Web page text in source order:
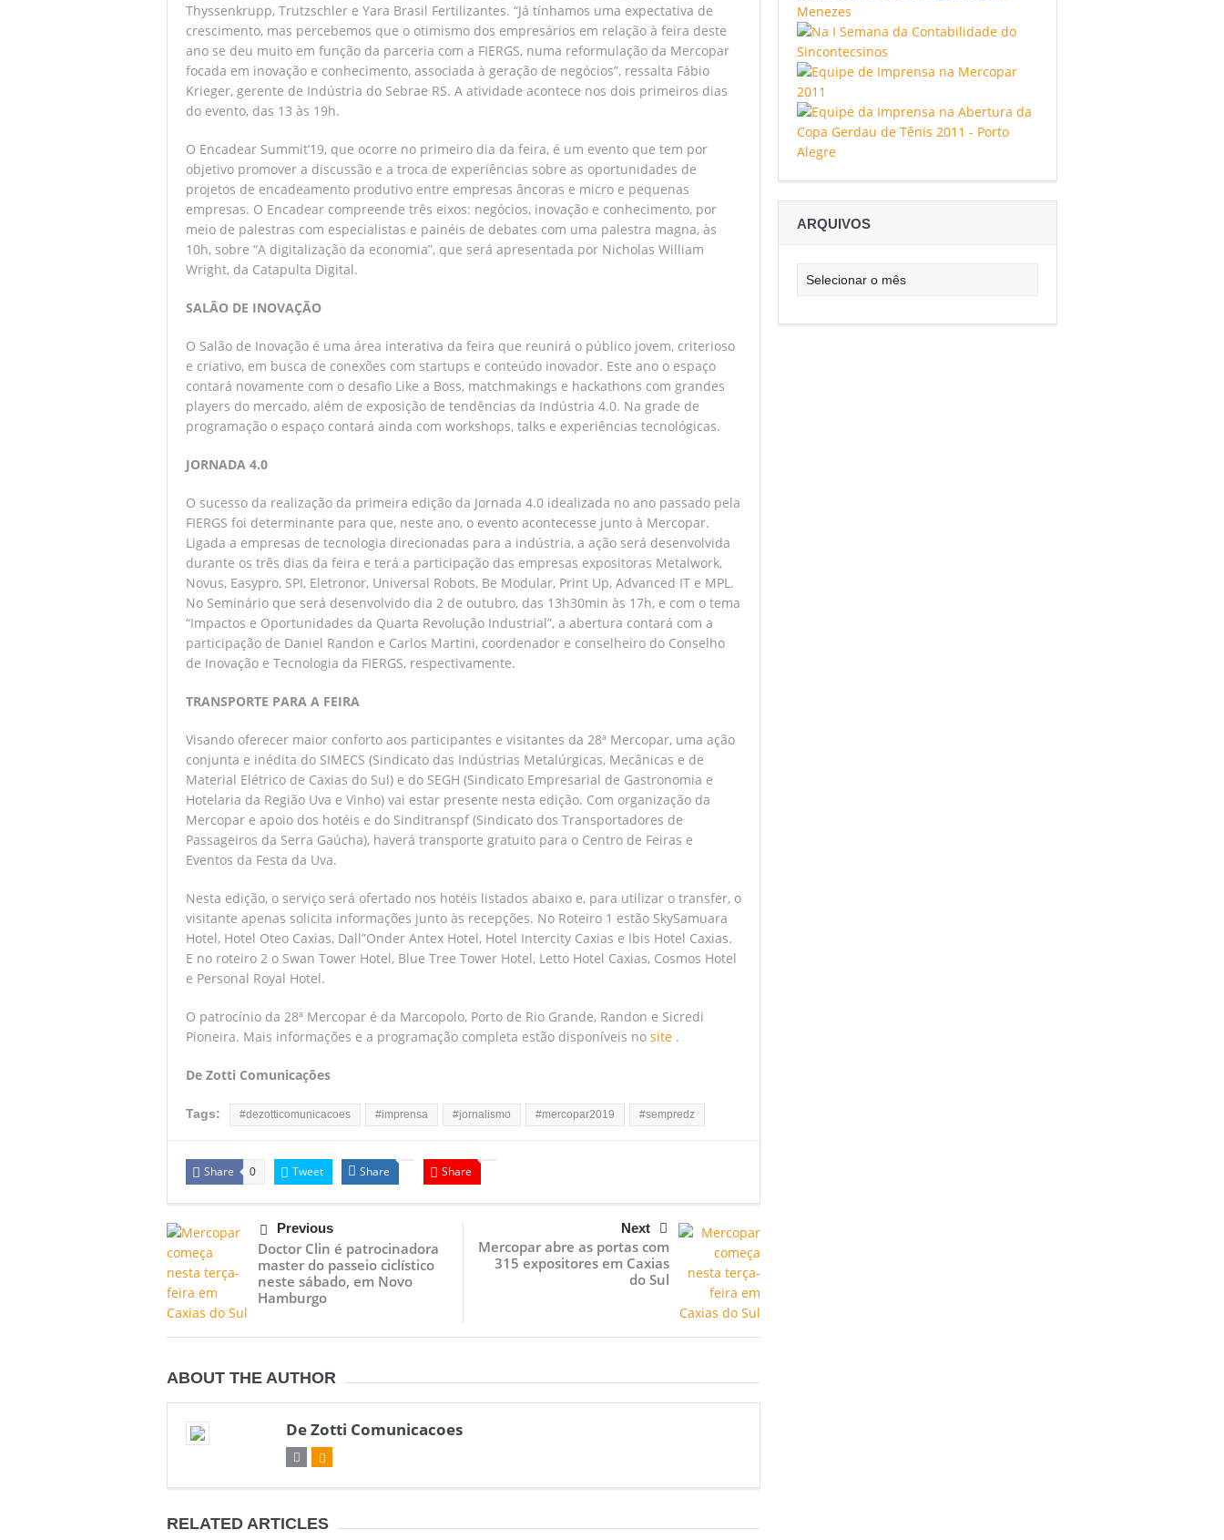
Thyssenkrupp, Trutzschler e Yara Brasil Fertilizantes. “Já tínhamos uma expectativa de
crescimento, mas percebemos que o otimismo dos empresários em relação à feira deste
ano se deu muito em função da parceria com a FIERGS, numa reformulação da Mercopar
focada em inovação e conhecimento, associada à geração de negócios”, ressalta Fábio
Krieger, gerente de Indústria do Sebrae RS. A atividade acontece nos dois primeiros dias
do evento, das 13 às 19h.
O Encadear Summit’19, que ocorre no primeiro dia da feira, é um evento que tem por
objetivo promover a discussão e a troca de experiências sobre as oportunidades de
projetos de encadeamento produtivo entre empresas âncoras e micro e pequenas
empresas. O Encadear compreende três eixos: negócios, inovação e conhecimento, por
meio de palestras com especialistas e painéis de debates com uma palestra magna, às
10h, sobre “A digitalização da economia”, que será apresentada por Nicholas William
Wright, da Catapulta Digital.
SALÃO DE INOVAÇÃO
O Salão de Inovação é uma área interativa da feira que reunirá o público jovem, criterioso
e criativo, em busca de conexões com startups e conteúdo inovador. Este ano o espaço
contará novamente com o desafio Like a Boss, matchmakings e hackathons com grandes
players do mercado, além de exposição de tendências da Indústria 4.0. Na grade de
programação o espaço contará ainda com workshops, talks e experiências tecnológicas.
JORNADA 4.0
O sucesso da realização da primeira edição da Jornada 4.0 idealizada no ano passado pela
FIERGS foi determinante para que, neste ano, o evento acontecesse junto à Mercopar.
Ligada a empresas de tecnologia direcionadas para a indústria, a ação será desenvolvida
durante os três dias da feira e terá a participação das empresas expositoras Metalwork,
Novus, Easypro, SPI, Eletronor, Universal Robots, Be Modular, Print Up, Advanced IT e MPL.
No Seminário que será desenvolvido dia 2 de outubro, das 13h30min às 17h, e com o tema
“Impactos e Oportunidades da Quarta Revolução Industrial”, a abertura contará com a
participação de Daniel Randon e Carlos Martini, coordenador e conselheiro do Conselho
de Inovação e Tecnologia da FIERGS, respectivamente.
TRANSPORTE PARA A FEIRA
Visando oferecer maior conforto aos participantes e visitantes da 28ª Mercopar, uma ação
conjunta e inédita do SIMECS (Sindicato das Indústrias Metalúrgicas, Mecânicas e de
Material Elétrico de Caxias do Sul) e do SEGH (Sindicato Empresarial de Gastronomia e
Hotelaria da Região Uva e Vinho) vai estar presente nesta edição. Com organização da
Mercopar e apoio dos hotéis e do Sinditranspf (Sindicato dos Transportadores de
Passageiros da Serra Gaúcha), haverá transporte gratuito para o Centro de Feiras e
Eventos da Festa da Uva.
Nesta edição, o serviço será ofertado nos hotéis listados abaixo e, para utilizar o transfer, o
visitante apenas solicita informações junto às recepções. No Roteiro 1 estão SkySamuara
Hotel, Hotel Oteo Caxias, Dall”Onder Antex Hotel, Hotel Intercity Caxias e Ibis Hotel Caxias.
E no roteiro 2 o Swan Tower Hotel, Blue Tree Tower Hotel, Letto Hotel Caxias, Cosmos Hotel
e Personal Royal Hotel.
O patrocínio da 28ª Mercopar é da Marcopolo, Porto de Rio Grande, Randon e Sicredi
Pioneira. Mais informações e a programação completa estão disponíveis no site .
De Zotti Comunicações
Tags: #dezotticomunicacoes #imprensa #jornalismo #mercopar2019 #sempredz
Share 0 Tweet Share Share
Previous
Doctor Clin é patrocinadora
master do passeio ciclístico
neste sábado, em Novo
Hamburgo
Next
Mercopar abre as portas com
315 expositores em Caxias
do Sul
ABOUT THE AUTHOR
De Zotti Comunicacoes
RELATED ARTICLES
ARQUIVOS
Arquivos